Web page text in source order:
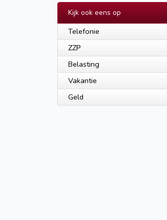
Kijk ook eens op
Telefonie
ZZP
Belasting
Vakantie
Geld